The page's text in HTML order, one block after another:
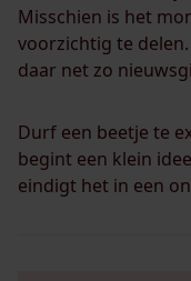
Misschien is het
voorzichtig te
daar net zo
Durf een beetje te
begint een klein
eindigt het in een